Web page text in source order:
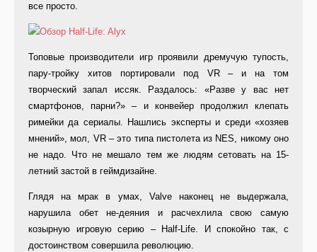
все просто.
Топовые производители игр проявили дремучую тупость,
пару-тройку хитов портировали под VR – и на том
творческий запал иссяк. Раздалось: «Разве у вас нет
смартфонов, парни?» – и конвейер продолжил клепать
римейки да сериалы. Нашлись эксперты и среди «хозяев
мнений», мол, VR – это типа пистолета из NES, никому оно
не надо. Что не мешало тем же людям сетовать на 15-
летний застой в геймдизайне.
Глядя на мрак в умах, Valve наконец не выдержала,
нарушила обет не-деяния и расчехлила свою самую
козырную игровую серию – Half-Life. И спокойно так, с
достоинством совершила революцию.